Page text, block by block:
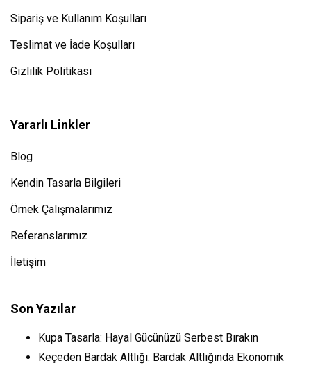
Sipariş ve Kullanım Koşulları
Teslimat ve İade Koşulları
Gizlilik Politikası
Yararlı Linkler
Blog
Kendin Tasarla Bilgileri
Örnek Çalışmalarımız
Referanslarımız
İletişim
Son Yazılar
Kupa Tasarla: Hayal Gücünüzü Serbest Bırakın
Keçeden Bardak Altlığı: Bardak Altlığında Ekonomik